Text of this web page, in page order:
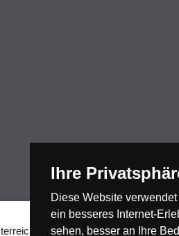
België
Ihre
Diese Website
ein besseres Internet-
sehen, besser an Ihre